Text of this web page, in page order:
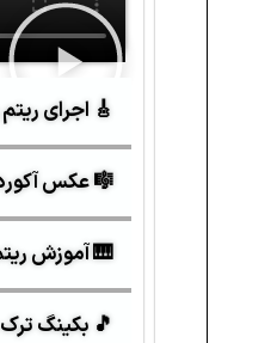
🎸 اجرای
🎼 عکس
🎹 آموزش ریتم
🎵 بکینگ